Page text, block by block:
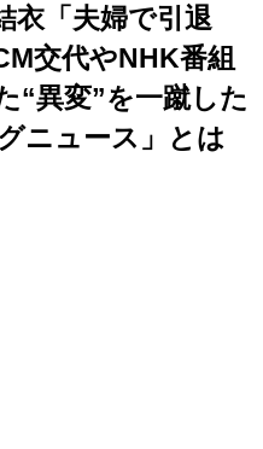
衣「夫婦で引退
交代やNHK番組
“異変”を一蹴した
ニュース」とは